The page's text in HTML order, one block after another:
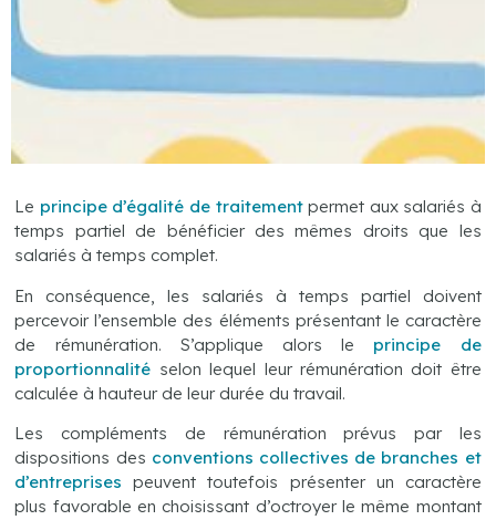
Le principe d’égalité de traitementpermet aux salariés à
temps partiel de bénéficier des mêmes droits que les
salariés à temps complet.
En conséquence, les salariés à temps partiel doivent
percevoir l’ensemble des éléments présentant le caractère
de rémunération. S’applique alors le principe de
proportionnalité selon lequel leur rémunération doit être
calculée à hauteur de leur durée du travail.
Les compléments de rémunération prévus par les
dispositions des conventions collectives de branches et
d’entreprises
peuvent toutefois présenter un caractère
plus favorable en choisissant d’octroyer le même montant